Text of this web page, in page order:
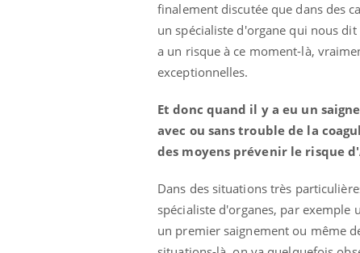
finalement discutée que dans des
un spécialiste d'organe qui nous
a un risque à ce moment-là,
exceptionnelles.
Et donc quand il y a eu un
avec ou sans trouble de la
des moyens prévenir le risque
Dans des situations très
spécialiste d'organes, par exemple
un premier saignement ou même